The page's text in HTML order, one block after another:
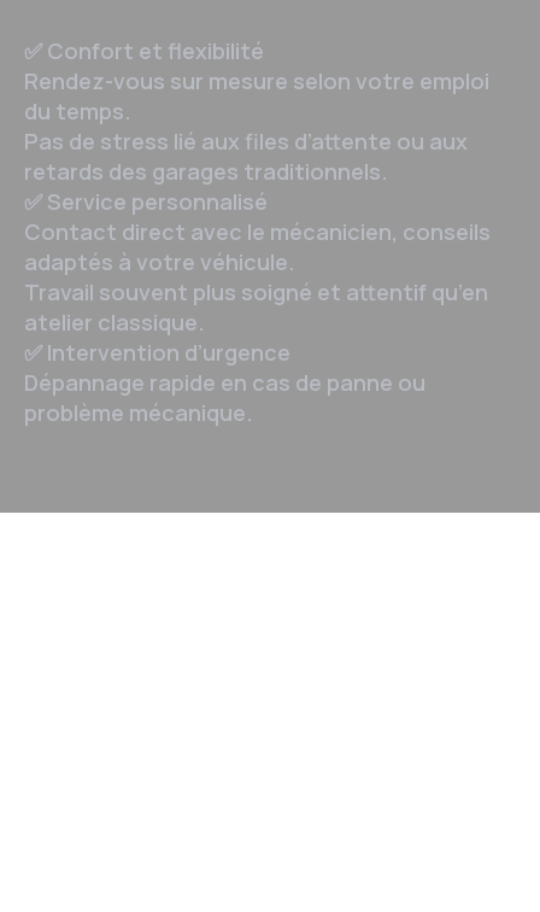
✅ Confort et flexibilité
Rendez-vous sur mesure selon votre emploi
du temps.
Pas de stress lié aux files d’attente ou aux
retards des garages traditionnels.
✅ Service personnalisé
Contact direct avec le mécanicien, conseils
adaptés à votre véhicule.
Travail souvent plus soigné et attentif qu’en
atelier classique.
✅ Intervention d’urgence
Dépannage rapide en cas de panne ou
problème mécanique.